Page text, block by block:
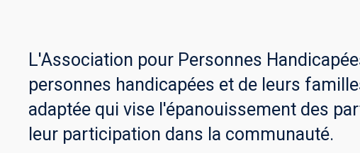
L'Association pour Personnes
personnes handicapées et de leurs
adaptée qui vise l'épanouissement des
leur participation dans la communauté.